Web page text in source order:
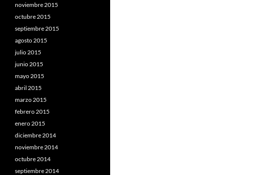
noviembre 2015
octubre 2015
septiembre 2015
agosto 2015
julio 2015
junio 2015
mayo 2015
abril 2015
marzo 2015
febrero 2015
enero 2015
diciembre 2014
noviembre 2014
octubre 2014
septiembre 2014